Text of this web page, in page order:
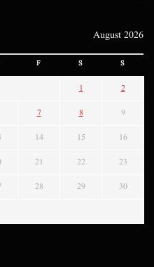
August 2026
F S S
1 2
7 8 9
14 15 16
21 22 23
28 29 30